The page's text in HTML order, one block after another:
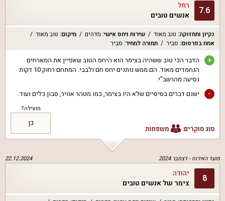
7.6 רחל
אנשים טובים
נקיון ותחזוקה: טוב מאוד שירות ויחס אישי: מדהים מיקום: טוב מאוד
אמת בפרסום: סביר תמורה למחיר: סביר
+
הדבר הכי טוב ששהיה בצימר הוא היחס הטוב שאפיין את המארחים
הנחמדים מאוד. הם ממש נותנים יחס חם ולבבי. המתחם רחוק 10 דקות
נסיעה מהרשב"י.
- ישנם דברים בסיסיים שלא היו בצימר, כמו מטהר אוויר, סבון כלים ועוד.
סוג סוקרים: משפחות
מועילה?
כן
מועד האירוח -דצמבר 2024 22.12.2024
8 יהודה
צימר של אנשים טובים